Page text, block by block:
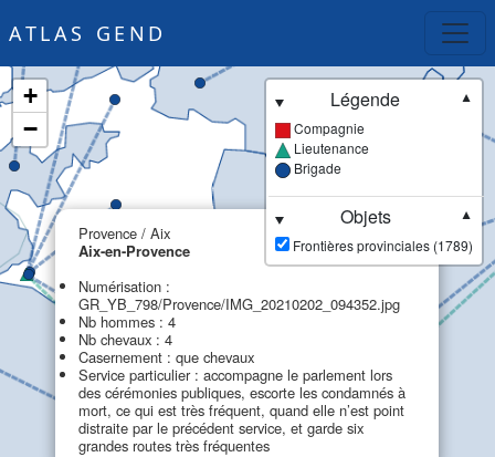
ATLAS GEND
Provence / Aix
Aix-en-Provence
Numérisation :
GR_YB_798/Provence/IMG_20210202_094352.jpg
Nb hommes : 4
Nb chevaux : 4
Casernement : que chevaux
Service particulier : accompagne le parlement lors
des cérémonies publiques, escorte les condamnés à
mort, ce qui est très fréquent, quand elle n’est point
distraite par le précédent service, et garde six
grandes routes très fréquentes
+
−
Légende
▼
Compagnie
Lieutenance
Brigade
Objets
▼
Frontières provinciales (1789)